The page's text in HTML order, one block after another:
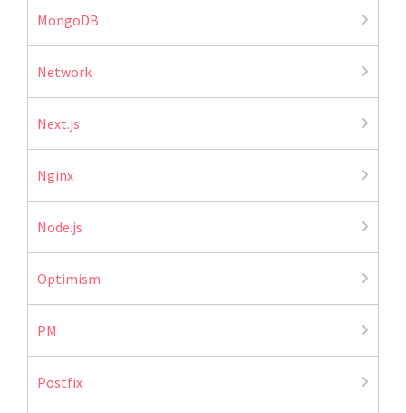
MongoDB
Network
Next.js
Nginx
Node.js
Optimism
PM
Postfix